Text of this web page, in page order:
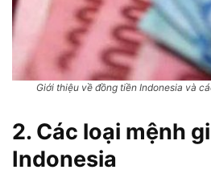
Giới thiệu về đồng tiền Indonesia và
2. Các loại mệnh
Indonesia